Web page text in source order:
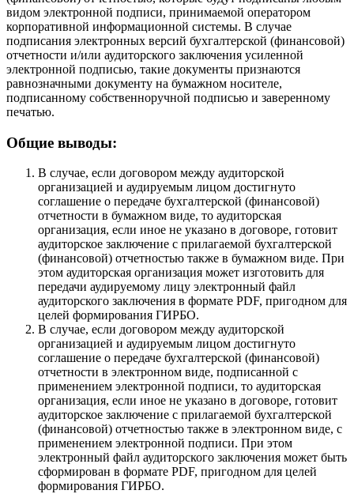
видом электронной подписи, принимаемой оператором
корпоративной информационной системы. В случае
подписания электронных версий бухгалтерской (финансовой)
отчетности и/или аудиторского заключения усиленной
электронной подписью, такие документы признаются
равнозначными документу на бумажном носителе,
подписанному собственноручной подписью и заверенному
печатью.
Общие выводы:
В случае, если договором между аудиторской
организацией и аудируемым лицом достигнуто
соглашение о передаче бухгалтерской (финансовой)
отчетности в бумажном виде, то аудиторская
организация, если иное не указано в договоре, готовит
аудиторское заключение с прилагаемой бухгалтерской
(финансовой) отчетностью также в бумажном виде. При
этом аудиторская организация может изготовить для
передачи аудируемому лицу электронный файл
аудиторского заключения в формате PDF, пригодном для
целей формирования ГИРБО.
В случае, если договором между аудиторской
организацией и аудируемым лицом достигнуто
соглашение о передаче бухгалтерской (финансовой)
отчетности в электронном виде, подписанной с
применением электронной подписи, то аудиторская
организация, если иное не указано в договоре, готовит
аудиторское заключение с прилагаемой бухгалтерской
(финансовой) отчетностью также в электронном виде, с
применением электронной подписи. При этом
электронный файл аудиторского заключения может быть
сформирован в формате PDF, пригодном для целей
формирования ГИРБО.